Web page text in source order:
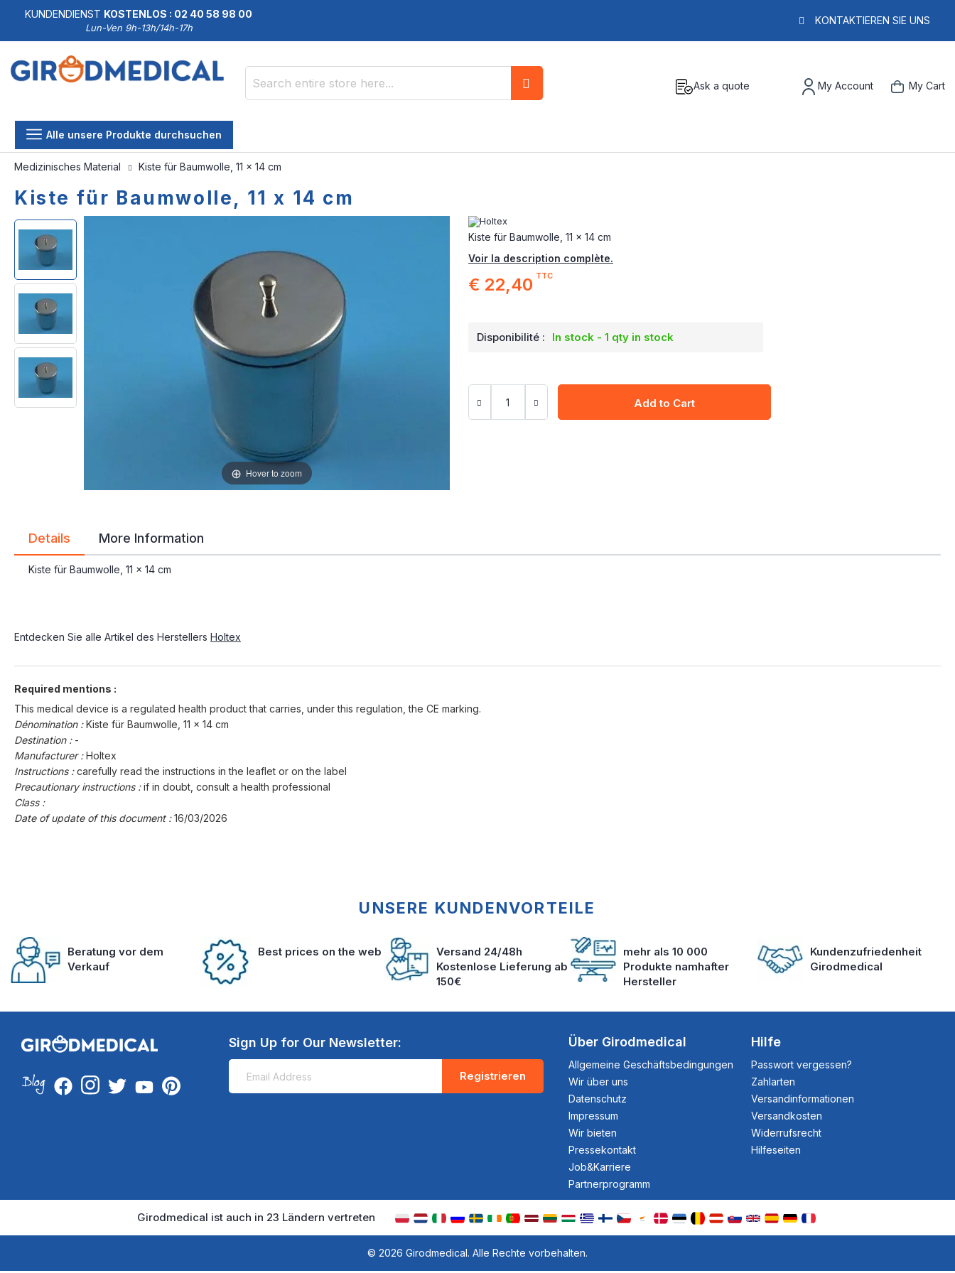
KUNDENDIENST KOSTENLOS : 02 40 58 98 00
Lun-Ven 9h-13h/14h-17h
KONTAKTIEREN SIE UNS
Ask a quote My Account My Cart
Alle unsere Produkte durchsuchen
Medizinisches Material Kiste für Baumwolle, 11 x 14 cm
Kiste für Baumwolle, 11 x 14 cm
Kiste für Baumwolle, 11 x 14 cm
Voir la description complète.
€ 22,40 TTC
Disponibilité : In stock - 1 qty in stock
Add to Cart
Skip
of
the
images
gallery
Skip
beginning
of
the
images
gallery
Hover to zoom
Details
Kiste für Baumwolle, 11 x 14 cm
More Information
Entdecken Sie alle Artikel des Herstellers Holtex
Required mentions :
This medical device is a regulated health product that carries, under this regulation, the CE marking.
Dénomination :Kiste für Baumwolle, 11 x 14 cm
Destination : -
Manufacturer :Holtex
Instructions :carefully read the instructions in the leaflet or on the label
Precautionary instructions :if in doubt, consult a health professional
Class :
Date of update of this document :16/03/2026
UNSERE KUNDENVORTEILE
Beratung vor dem
Verkauf
Best prices on the web
Versand 24/48h
Kostenlose Lieferung ab
150€
mehr als 10 000
Produkte namhafter
Hersteller
Kundenzufriedenheit
Girodmedical
Sign Up for Our Newsletter:
Registrieren
Über Girodmedical
Allgemeine Geschäftsbedingungen
Wir über uns
Datenschutz
Impressum
Wir bieten
Pressekontakt
Job&Karriere
Partnerprogramm
Hilfe
Passwort vergessen?
Zahlarten
Versandinformationen
Versandkosten
Widerrufsrecht
Hilfeseiten
Girodmedical ist auch in 23 Ländern vertreten
© 2026 Girodmedical. Alle Rechte vorbehalten.